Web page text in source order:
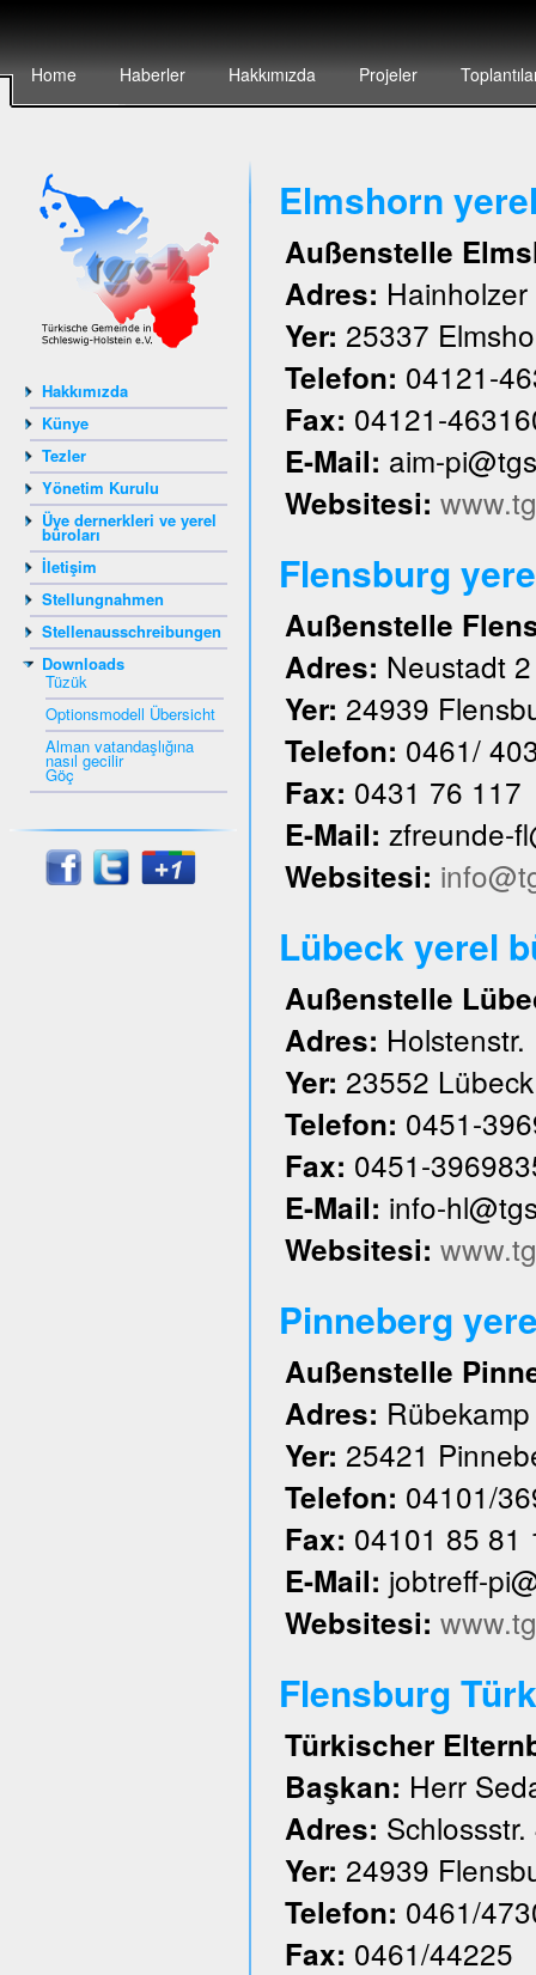
Home Haberler Hakkımızda Projeler
Hakkımızda
Künye
Tezler
Yönetim Kurulu
Üye dernerkleri ve yerel
büroları
İletişim
Stellungnahmen
Stellenausschreibungen
Downloads
Tüzük
Optionsmodell Übersicht
Alman vatandaşlığına
nasıl gecilir
Göç
Elmshorn
Außenstelle
Adres:
Yer: 25337
Telefon: 04121-
Fax: 04121-
E-Mail: aim-
Websitesi:
Flensburg
Außenstelle
Adres: Neustadt 2
Yer: 24939
Telefon: 0461/
Fax: 0431 76 117
E-Mail: zfreunde-
Websitesi:
Lübeck yerel
Außenstelle
Adres:
Yer: 23552 Lübeck
Telefon: 0451-
Fax: 0451-
E-Mail: info-
Websitesi:
Pinneberg
Außenstelle
Adres:
Yer: 25421
Telefon: 04101/
Fax: 04101 85 81
E-Mail: jobtreff-
Websitesi:
Flensburg
Türkischer
Başkan: Herr
Adres: Schlossstr.
Yer: 24939
Telefon: 0461/
Fax: 0461/44225